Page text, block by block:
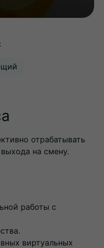
отрабатывать
на смену.
работы с
виртуальных